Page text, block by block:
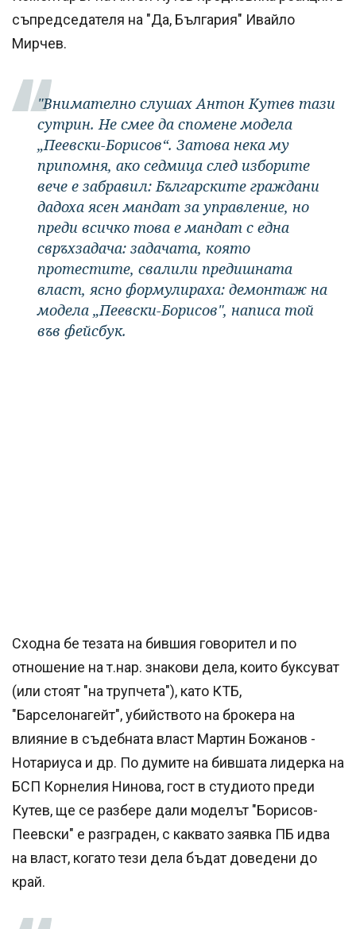
съпредседателя на "Да, България" Ивайло
Мирчев.
"Внимателно слушах Антон Кутев тази
сутрин. Не смее да спомене модела
„Пеевски-Борисов“. Затова нека му
припомня, ако седмица след изборите
вече е забравил: Българските граждани
дадоха ясен мандат за управление, но
преди всичко това е мандат с една
свръхзадача: задачата, която
протестите, свалили предишната
власт, ясно формулираха: демонтаж на
модела „Пеевски-Борисов", написа той
във фейсбук.
Сходна бе тезата на бившия говорител и по
отношение на т.нар. знакови дела, които буксуват
(или стоят "на трупчета"), като КТБ,
"Барселонагейт", убийството на брокера на
влияние в съдебната власт Мартин Божанов -
Нотариуса и др. По думите на бившата лидерка на
БСП Корнелия Нинова, гост в студиото преди
Кутев, ще се разбере дали моделът "Борисов-
Пеевски" е разграден, с каквато заявка ПБ идва
на власт, когато тези дела бъдат доведени до
край.